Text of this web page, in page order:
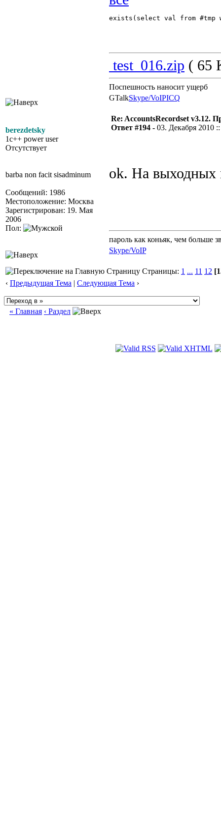
exists(select val from #tmp
test_016.zip ( 65
Поспешность наносит ущерб
GTalkSkype/VoIPICQ
berezdetsky
1c++ power user
Отсутствует
barba non facit sisadminum
Сообщений: 1986
Местоположение: Москва
Зарегистрирован: 19. Мая
2006
Пол:
Re: AccountsRecordset v3.12.
Ответ #194 - 03. Декабря 2010
ok. На выходных
пароль как коньяк, чем больше
Skype/VoIP
Страницы: 1 ... 11 12
‹ Предыдущая Тема | Следующая Тема ›
« Главная ‹ Раздел